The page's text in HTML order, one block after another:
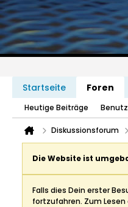
Startseite Foren
Heutige Beiträge
Diskussionsforum
Die Website ist
Falls dies Dein erster
fortzufahren. Zum